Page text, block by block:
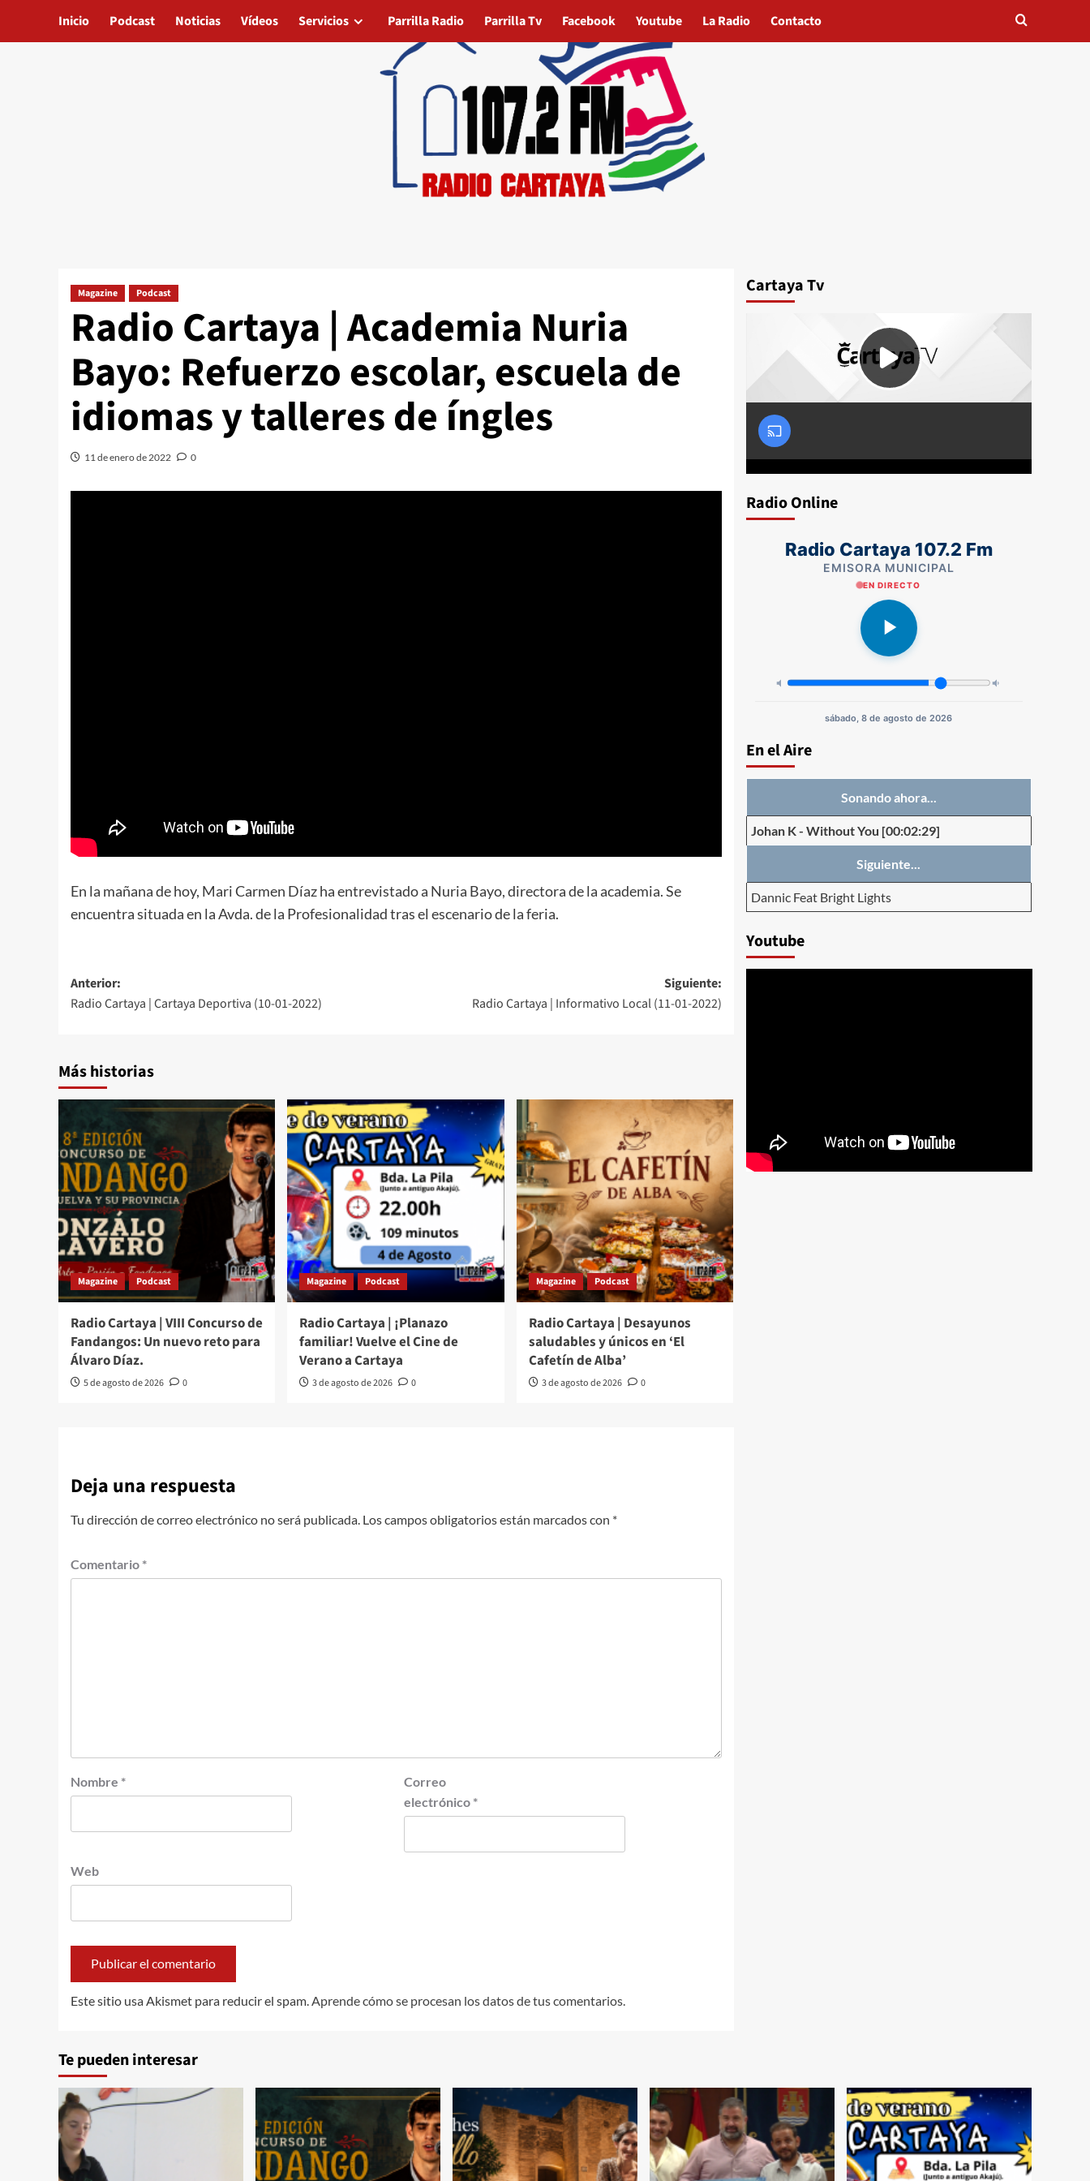
Inicio Podcast Noticias Vídeos Servicios Parrilla Radio Parrilla Tv Facebook Youtube La Radio Contacto
Magazine Podcast
Radio Cartaya | Academia Nuria
Bayo: Refuerzo escolar, escuela de
idiomas y talleres de íngles
11 de enero de 2022 0
En la mañana de hoy, Mari Carmen Díaz ha entrevistado a Nuria Bayo, directora de la academia. Se
encuentra situada en la Avda. de la Profesionalidad tras el escenario de la feria.
Anterior:
Radio Cartaya | Cartaya Deportiva (10-01-2022)
Siguiente:
Radio Cartaya | Informativo Local (11-01-2022)
Más historias
Magazine Podcast
Radio Cartaya | VIII Concurso de
Fandangos: Un nuevo reto para
Álvaro Díaz.
5 de agosto de 2026 0
Magazine Podcast
Radio Cartaya | ¡Planazo
familiar! Vuelve el Cine de
Verano a Cartaya
3 de agosto de 2026 0
Magazine Podcast
Radio Cartaya | Desayunos
saludables y únicos en ‘El
Cafetín de Alba’
3 de agosto de 2026 0
Deja una respuesta
Tu dirección de correo electrónico no será publicada. Los campos obligatorios están marcados con *
Comentario *
Nombre *
Correo
electrónico *
Web
Este sitio usa Akismet para reducir el spam. Aprende cómo se procesan los datos de tus comentarios.
Cartaya Tv
Radio Online
Radio Cartaya 107.2 Fm
EMISORA MUNICIPAL
EN DIRECTO
sábado, 8 de agosto de 2026
En el Aire
Sonando ahora...
Johan K- Without You [00:02:29]
Siguiente...
Dannic Feat Bright Lights
Youtube
Te pueden interesar